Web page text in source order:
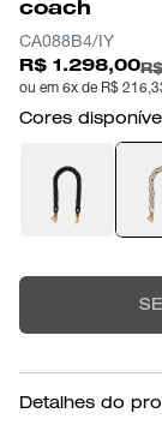
coach
CA088B4/IY
R$ 1.298,00
ou em 6x de R$
Cores
Detalhes do